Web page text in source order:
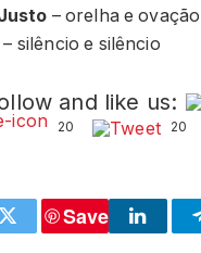
– orelha e ovação
– silêncio e silêncio
and like us:
20
20
Twitter
Save